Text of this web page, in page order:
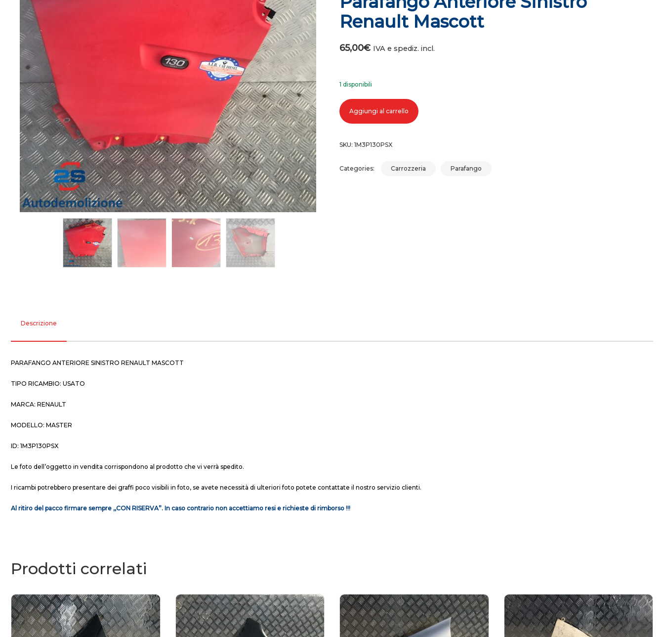
Renault Mascott
65,00€ IVA e spediz. incl.
1 disponibili
Parafango anteriore sinistro renault mascott quantità
Aggiungi al carrello
SKU: 1M3P130PSX
Categories: Carrozzeria Parafango
Descrizione
PARAFANGO ANTERIORE SINISTRO RENAULT MASCOTT
TIPO RICAMBIO: USATO
MARCA: RENAULT
MODELLO: MASTER
ID: 1M3P130PSX
Le foto dell’oggetto in vendita corrispondono al prodotto che vi verrà spedito.
I ricambi potrebbero presentare dei graffi poco visibili in foto, se avete necessità di ulteriori foto potete contattate il nostro servizio clienti.
Al ritiro del pacco firmare sempre ,,CON RISERVA”. In caso contrario non accettiamo resi e richieste di rimborso !!!
Prodotti correlati